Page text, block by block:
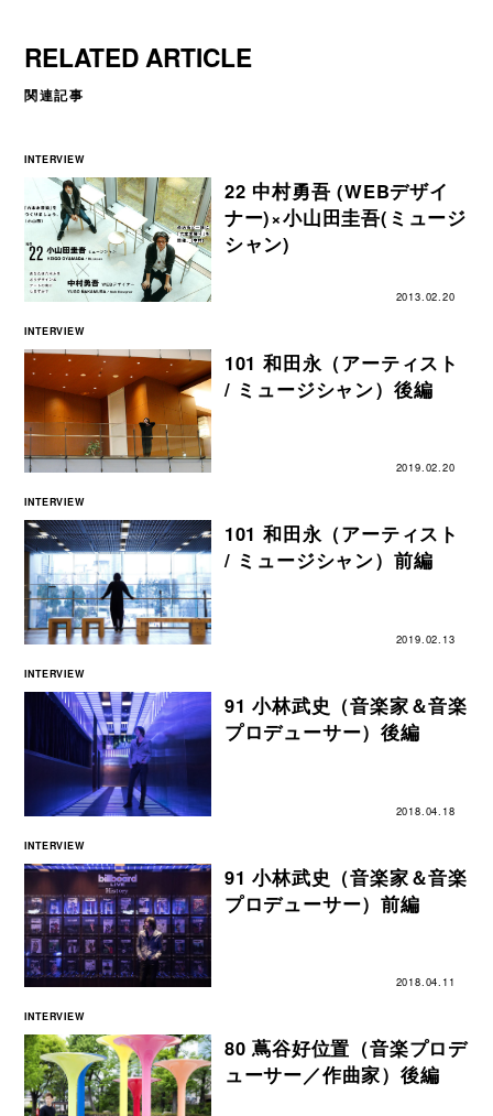
RELATED ARTICLE
関連記事
INTERVIEW
22 中村勇吾 (WEBデザイ
ナー)×小山田圭吾(ミュージ
シャン)
2013.02.20
INTERVIEW
101 和田永（アーティスト
/ ミュージシャン）後編
2019.02.20
INTERVIEW
101 和田永（アーティスト
/ ミュージシャン）前編
2019.02.13
INTERVIEW
91 小林武史（音楽家＆音楽
プロデューサー）後編
2018.04.18
INTERVIEW
91 小林武史（音楽家＆音楽
プロデューサー）前編
2018.04.11
INTERVIEW
80 蔦谷好位置（音楽プロデ
ューサー／作曲家）後編